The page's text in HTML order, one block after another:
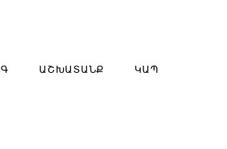
ԱՇԽԱՏԱՆՔ ԿԱՊ